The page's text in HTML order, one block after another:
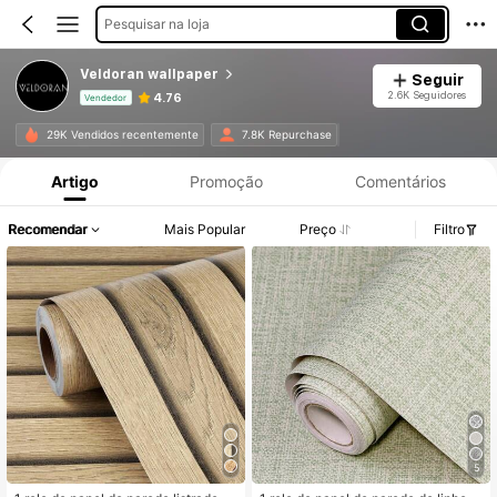
Pesquisar na loja
Veldoran wallpaper
Vendedor 4.76
Seguir
2.6K Seguidores
29K Vendidos recentemente 7.8K Repurchase
Informações do Produto: Divulgação de Preço, Vendas e Detalhes de Stock.
Artigo Promoção Comentários
Recomendar Mais Popular Preço Filtro
5